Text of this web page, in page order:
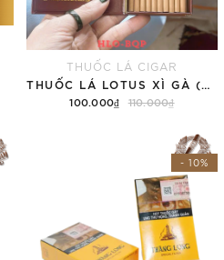
THUỐC LÁ CIGAR
100.000₫ 110.000₫
Thêm vào giỏ hàng
- 10%